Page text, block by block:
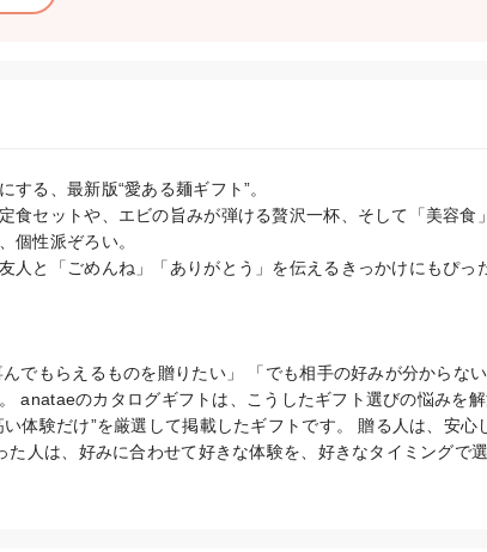
る、最新版“愛ある麺ギフト”。
食セットや、エビの旨みが弾ける贅沢一杯、そして「美容食
個性派ぞろい。
人と「ごめんね」「ありがとう」を伝えるきっかけにもぴっ
でもらえるものを贈りたい」 「でも相手の好みが分からな
anataeのカタログギフトは、こうしたギフト選びの悩みを解
体験だけ”を厳選して掲載したギフトです。 贈る人は、安心
た人は、好みに合わせて好きな体験を、好きなタイミングで